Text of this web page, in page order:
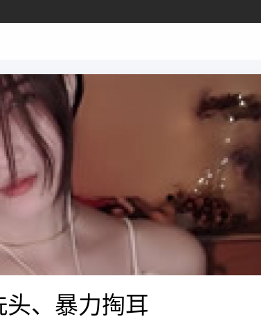
、暴力掏耳